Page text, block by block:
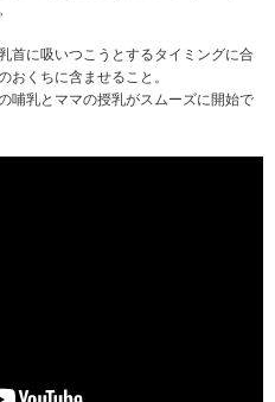
首に吸いつこうとするタイミングに合
おくちに含ませること。
哺乳とママの授乳がスムーズに開始で